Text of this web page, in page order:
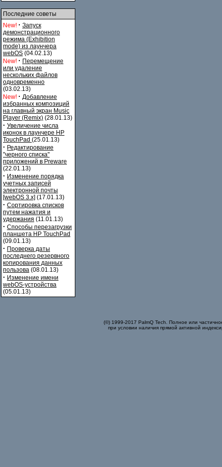
Последние советы
New! · Запуск
демонстрационного
режима (Exhibition
mode) из лаунчера
webOS (04.02.13)
New! · Перемещение
или удаление
нескольких файлов
одновременно
(03.02.13)
New! · Добавление
избранных композиций
на главный экран Music
Player (Remix) (28.01.13)
· Увеличение числа
иконок в лаунчере HP
TouchPad (25.01.13)
· Редактирование
"черного списка"
приложений в Preware
(22.01.13)
· Изменение порядка
учетных записей
электронной почты
[webOS 3.x] (17.01.13)
· Сортировка списков
путем нажатия и
удержания (11.01.13)
· Способы перезагрузки
планшета HP TouchPad
(09.01.13)
· Проверка даты
последнего резервного
копирования данных
пользова (08.01.13)
· Изменение имени
webOS-устройства
(05.01.13)
(©) 1999-2017 PalmQ Tech. Полное или
при условии наличия прямой активной